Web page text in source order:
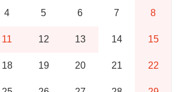
4 5 6 7 8
11 12 13 14 15
18 19 20 21 22